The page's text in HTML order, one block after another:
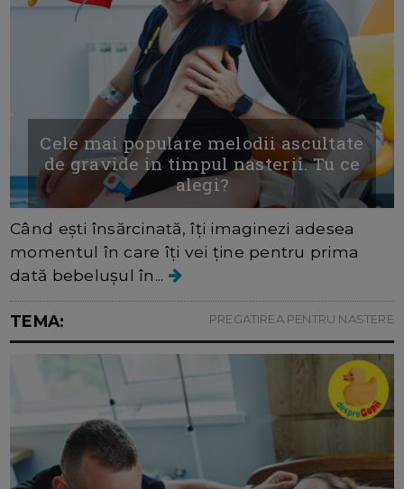
Cele mai populare melodii ascultate
de gravide in timpul nasterii. Tu ce
alegi?
Când ești însărcinată, îți imaginezi adesea
momentul în care îți vei ține pentru prima
dată bebelușul în...
TEMA: PREGATIREA PENTRU NASTERE